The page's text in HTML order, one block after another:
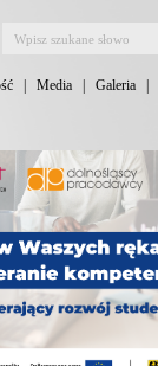
Media Galeria